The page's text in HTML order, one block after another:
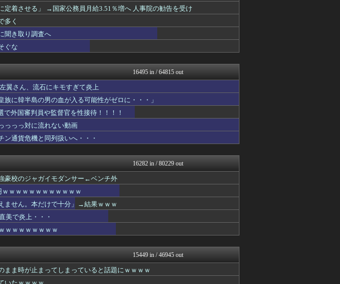
で後を絶たない「誤給油...
日本第一！ニュース録
から2点タイムリー！浦...
なんじぇいスタジアム＠なん...
り込む？笑」
まぐろとにぼし
くなった
ねこのあまやどり
ｗｗwwww
バズッター速報
たいキャラだったの…？
ゲーム魔人
、外国人審判に性接待疑...
四球を選びリードを3点に...
なんじぇいスタジアム＠なん...
を統括する人物」も含まれ...
ネギ速
台無料でプレゼン...
イモダンサー←ベンチ外
シリーズVer.）」ア...
fig速
は感謝」「このチームは呪...
海外の反応スポーツ
ネギ速
阪神タイガースちゃんねる
聞くたびに感じてしまうこ...
・・・・
の2点タイムリーで勝ち...
なんじぇいスタジアム＠なん...
した俺は嫁から非難轟轟で...
る？」
ウマ娘うまぴょい速報
ポイント増、東...
哲学ニュースnwk
る
まとめ芸能＠美女画像まとめ...
まうｗｗｗwｗｗｗｗｗｗ...
なんJミュージアム
か？
かせまと！
土を踏むな！」→広島県民...
定着させる」 →国家公務員月給3.51％増へ 人事院の勧告を受け
多く
聞き取り調査へ
ぐな
16495 in / 64815 out
翼さん、流石にキモすぎて炎上
に韓半島の男の血が入る可能性がゼロに・・・」
で外国審判員や監督官を性接待！！！！
っっっ対に流れない動画
ン通貨危機と同列扱いへ・・・
16282 in / 80229 out
豪校のジャガイモダンサー←ベンチ外
ｗｗｗｗｗｗｗｗｗｗｗｗ
ません。本だけで十分」→結果ｗｗｗ
美で炎上・・・
ｗｗｗｗｗｗｗ
15449 in / 46945 out
まま時が止まってしまっていると話題にｗｗｗｗ